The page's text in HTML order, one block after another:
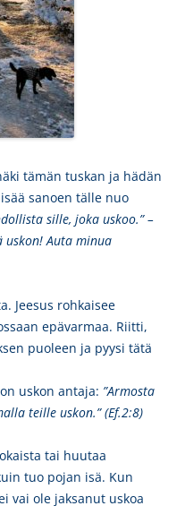
tämän tuskan ja hädän
sanoen tälle nuo
sille, joka uskoo.” –
uskon! Auta minua
Jeesus rohkaisee
epävarmaa. Riitti,
puoleen ja pyysi tätä
uskon antaja: ”Armosta
teille uskon.” (Ef.2:8)
tai huutaa
tuo pojan isä. Kun
vai ole jaksanut uskoa